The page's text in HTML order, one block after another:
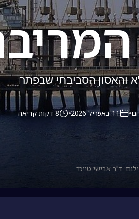
והאסון הסביבתי שבפתח
11 באפריל 2026 8 דקות קריאה
ד"ר אבישי טייכר